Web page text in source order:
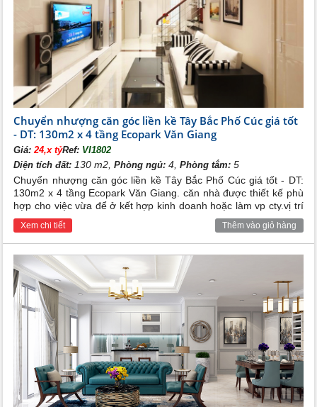
Chuyển nhượng căn góc liền kề Tây Bắc Phố Cúc giá tốt
- DT: 130m2 x 4 tầng Ecopark Văn Giang
Giá:24,x tỷRef: VI1802
Diện tích đất: 130 m2,Phòng ngủ: 4,Phòng tắm: 5
Chuyển nhượng căn góc liền kề Tây Bắc Phố Cúc giá tốt - DT:
130m2 x 4 tầng Ecopark Văn Giang. căn nhà được thiết kế phù
hợp cho việc vừa để ở kết hợp kinh doanh hoặc làm vp cty.vị trí
đẹp, giao thông thuận tiện
Xem chi tiết Thêm vào giỏ hàng